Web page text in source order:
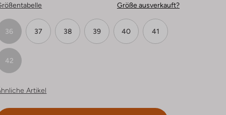
Größe ausverkauft?
36 37 38 39 40 41
42
Artikel